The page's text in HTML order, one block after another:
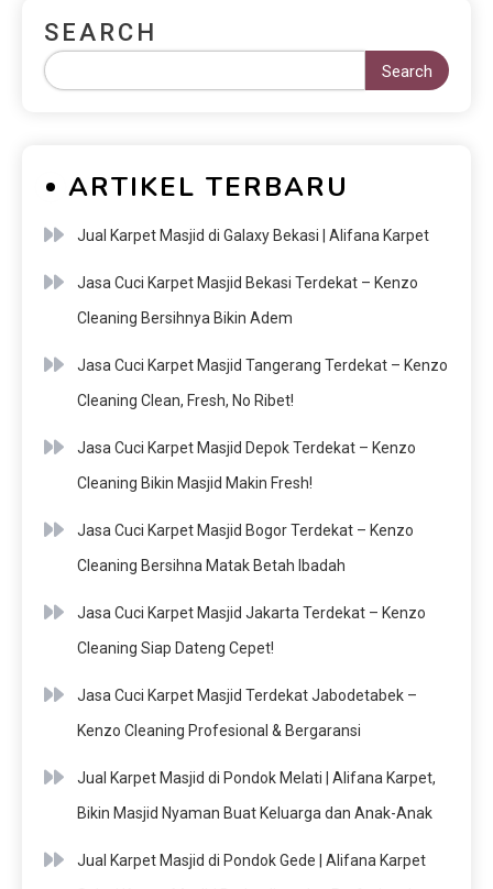
SEARCH
Search
ARTIKEL TERBARU
Jual Karpet Masjid di Galaxy Bekasi | Alifana Karpet
Jasa Cuci Karpet Masjid Bekasi Terdekat – Kenzo
Cleaning Bersihnya Bikin Adem
Jasa Cuci Karpet Masjid Tangerang Terdekat – Kenzo
Cleaning Clean, Fresh, No Ribet!
Jasa Cuci Karpet Masjid Depok Terdekat – Kenzo
Cleaning Bikin Masjid Makin Fresh!
Jasa Cuci Karpet Masjid Bogor Terdekat – Kenzo
Cleaning Bersihna Matak Betah Ibadah
Jasa Cuci Karpet Masjid Jakarta Terdekat – Kenzo
Cleaning Siap Dateng Cepet!
Jasa Cuci Karpet Masjid Terdekat Jabodetabek –
Kenzo Cleaning Profesional & Bergaransi
Jual Karpet Masjid di Pondok Melati | Alifana Karpet,
Bikin Masjid Nyaman Buat Keluarga dan Anak-Anak
Jual Karpet Masjid di Pondok Gede | Alifana Karpet